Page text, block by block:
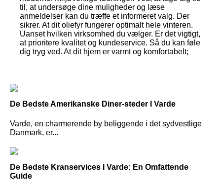
til, at undersøge dine muligheder og læse
anmeldelser kan du træffe et informeret valg. Der
sikrer. At dit oliefyr fungerer optimalt hele vinteren.
Uanset hvilken virksomhed du vælger. Er det vigtigt,
at prioritere kvalitet og kundeservice. Så du kan føle
dig tryg ved. At dit hjem er varmt og komfortabelt;
De Bedste Amerikanske Diner-steder I Varde
Varde, en charmerende by beliggende i det sydvestlige
Danmark, er...
De Bedste Kranservices I Varde: En Omfattende
Guide